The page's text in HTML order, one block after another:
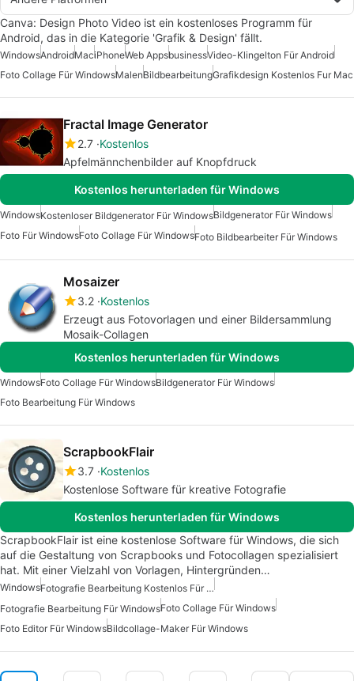
Canva: Design Photo Video ist ein kostenloses Programm für
Android, das in die Kategorie 'Grafik & Design' fällt.
WindowsAndroidMaciPhoneWeb AppsbusinessVideo-Klingelton Für Android
Foto Collage Für WindowsMalenBildbearbeitungGrafikdesign Kostenlos Fur Mac
Fractal Image Generator
2.7 Kostenlos
Apfelmännchenbilder auf Knopfdruck
Kostenlos herunterladen für Windows
WindowsKostenloser Bildgenerator Für WindowsBildgenerator Für Windows
Foto Für WindowsFoto Collage Für WindowsFoto Bildbearbeiter Für Windows
Mosaizer
3.2 Kostenlos
Erzeugt aus Fotovorlagen und einer Bildersammlung
Mosaik-Collagen
Kostenlos herunterladen für Windows
WindowsFoto Collage Für WindowsBildgenerator Für Windows
Foto Bearbeitung Für Windows
ScrapbookFlair
3.7 Kostenlos
Kostenlose Software für kreative Fotografie
Kostenlos herunterladen für Windows
ScrapbookFlair ist eine kostenlose Software für Windows, die sich
auf die Gestaltung von Scrapbooks und Fotocollagen spezialisiert
hat. Mit einer Vielzahl von Vorlagen, Hintergründen…
Windows
Fotografie Bearbeitung Kostenlos Für Windows
Fotografie Bearbeitung Für WindowsFoto Collage Für Windows
Foto Editor Für WindowsBildcollage-Maker Für Windows